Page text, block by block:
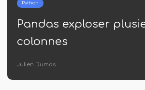
Python
Pandas exploser
colonnes
Julien Dumas